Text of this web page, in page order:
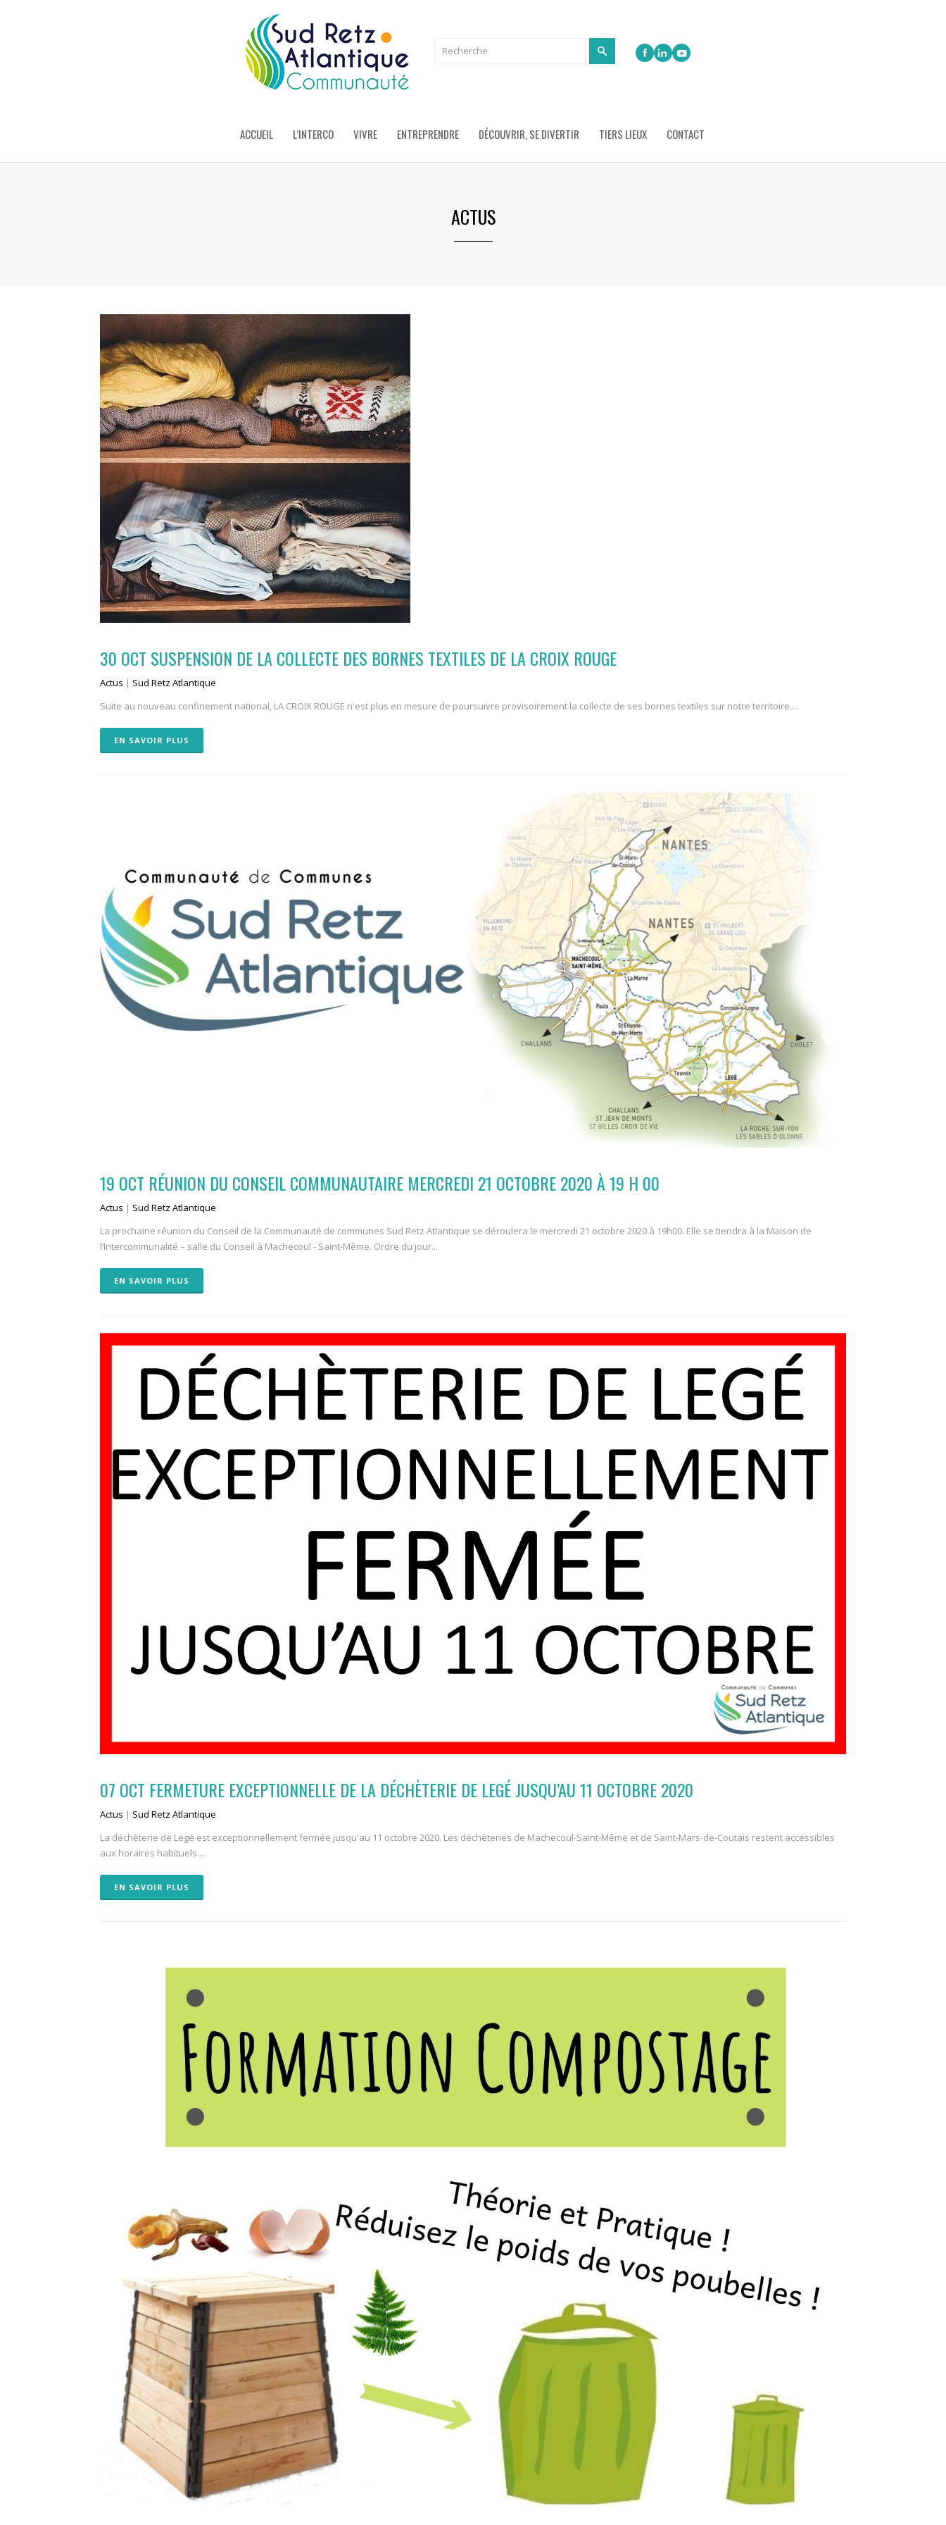
ACCUEIL L’INTERCO VIVRE ENTREPRENDRE DÉCOUVRIR, SE DIVERTIR TIERS LIEUX CONTACT
ACTUS
30 OCT SUSPENSION DE LA COLLECTE DES BORNES TEXTILES DE LA CROIX ROUGE
Actus | Sud Retz Atlantique
Suite au nouveau confinement national, LA CROIX ROUGE n'est plus en mesure de poursuivre provisoirement la collecte de ses bornes textiles sur notre territoire....
EN SAVOIR PLUS
19 OCT RÉUNION DU CONSEIL COMMUNAUTAIRE MERCREDI 21 OCTOBRE 2020 À 19 H 00
Actus | Sud Retz Atlantique
La prochaine réunion du Conseil de la Communauté de communes Sud Retz Atlantique se déroulera le mercredi 21 octobre 2020 à 19h00. Elle se tiendra à la Maison de
l’Intercommunalité – salle du Conseil à Machecoul - Saint-Même. Ordre du jour...
EN SAVOIR PLUS
07 OCT FERMETURE EXCEPTIONNELLE DE LA DÉCHÈTERIE DE LEGÉ JUSQU’AU 11 OCTOBRE 2020
Actus | Sud Retz Atlantique
La déchèterie de Legé est exceptionnellement fermée jusqu'au 11 octobre 2020. Les déchèteries de Machecoul-Saint-Même et de Saint-Mars-de-Coutais restent accessibles
aux horaires habituels....
EN SAVOIR PLUS